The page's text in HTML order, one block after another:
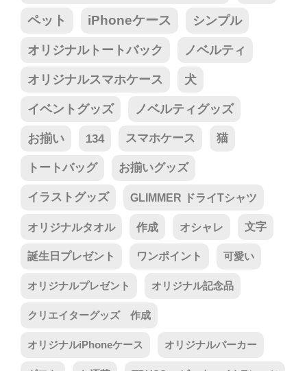
ペット iPhoneケース シンプル
オリジナルトートバック ノベルティ
オリジナルスマホケース 犬
イベントグッズ ノベルティグッズ
お揃い 134 スマホケース 猫
トートバッグ お揃いグッズ
イラストグッズ GLIMMER ドライTシャツ
オリジナルタオル 作成 オシャレ 文字
誕生日プレゼント ワンポイント 可愛い
オリジナルプレゼント オリジナル記念品
クリエイターグッズ 作成
オリジナルiPhoneケース オリジナルパーカー